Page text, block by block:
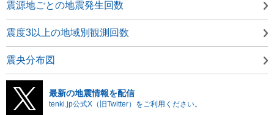
震源地ごとの地震発生回数
震度3以上の地域別観測回数
震央分布図
最新の地震情報を配信
tenki.jp公式X（旧Twitter）をご利用ください。